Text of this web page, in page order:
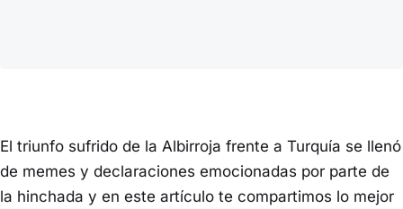
El triunfo sufrido de la Albirroja frente a Turquía se llenó
de memes y declaraciones emocionadas por parte de
la hinchada y en este artículo te compartimos lo mejor